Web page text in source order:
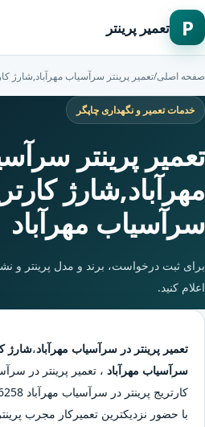
P تعمیر پرینتر
صفحه اصلی/تعمیر پرینتر سرآسیاب مهرآباد,شارژ
خدمات تعمیر و نگهداری چاپگر
تعمیر پرینتر
مهرآباد,شارژ
سرآسیاب مهرآباد
برای ثبت درخواست، برند و مدل پرینتر و
اعلام کنید.
تعمیر پرینتر در سرآسیاب مهرآباد،شارژ
سرآسیاب مهرآباد ، تعمیر پرینتر در
کارتریج پرینتر در سرآسیاب مهرآباد
با حضور نزدیکترین تعمیرکار مجرب